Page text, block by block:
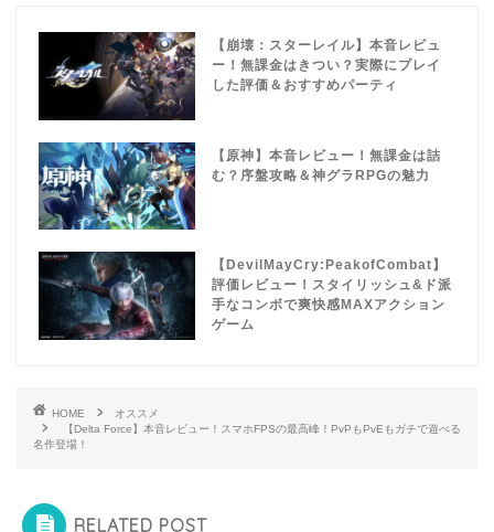
【崩壊：スターレイル】本音レビュ
ー！無課金はきつい？実際にプレイ
した評価＆おすすめパーティ
【原神】本音レビュー！無課金は詰
む？序盤攻略＆神グラRPGの魅力
【DevilMayCry:PeakofCombat】
評価レビュー！スタイリッシュ&ド派
手なコンボで爽快感MAXアクション
ゲーム
HOME
オススメ
【Delta Force】本音レビュー！スマホFPSの最高峰！PvPもPvEもガチで遊べる
名作登場！
RELATED POST